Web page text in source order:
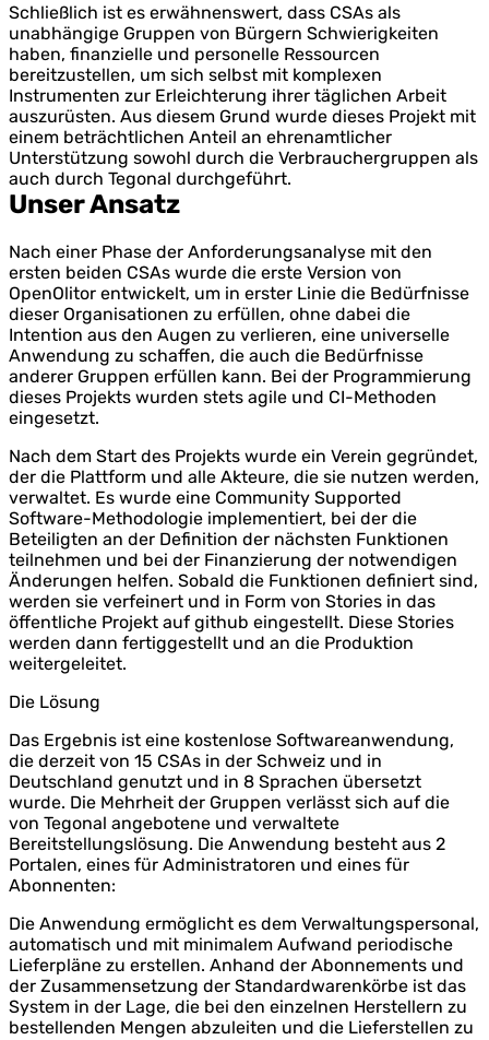
Schließlich ist es erwähnenswert, dass CSAs als
unabhängige Gruppen von Bürgern Schwierigkeiten
haben, finanzielle und personelle Ressourcen
bereitzustellen, um sich selbst mit komplexen
Instrumenten zur Erleichterung ihrer täglichen Arbeit
auszurüsten. Aus diesem Grund wurde dieses Projekt mit
einem beträchtlichen Anteil an ehrenamtlicher
Unterstützung sowohl durch die Verbrauchergruppen als
auch durch Tegonal durchgeführt.
Unser Ansatz
Nach einer Phase der Anforderungsanalyse mit den
ersten beiden CSAs wurde die erste Version von
OpenOlitor entwickelt, um in erster Linie die Bedürfnisse
dieser Organisationen zu erfüllen, ohne dabei die
Intention aus den Augen zu verlieren, eine universelle
Anwendung zu schaffen, die auch die Bedürfnisse
anderer Gruppen erfüllen kann. Bei der Programmierung
dieses Projekts wurden stets agile und CI-Methoden
eingesetzt.
Nach dem Start des Projekts wurde ein Verein gegründet,
der die Plattform und alle Akteure, die sie nutzen werden,
verwaltet. Es wurde eine Community Supported
Software-Methodologie implementiert, bei der die
Beteiligten an der Definition der nächsten Funktionen
teilnehmen und bei der Finanzierung der notwendigen
Änderungen helfen. Sobald die Funktionen definiert sind,
werden sie verfeinert und in Form von Stories in das
öffentliche Projekt auf github eingestellt. Diese Stories
werden dann fertiggestellt und an die Produktion
weitergeleitet.
Die Lösung
Das Ergebnis ist eine kostenlose Softwareanwendung,
die derzeit von 15 CSAs in der Schweiz und in
Deutschland genutzt und in 8 Sprachen übersetzt
wurde. Die Mehrheit der Gruppen verlässt sich auf die
von Tegonal angebotene und verwaltete
Bereitstellungslösung. Die Anwendung besteht aus 2
Portalen, eines für Administratoren und eines für
Abonnenten:
Die Anwendung ermöglicht es dem Verwaltungspersonal,
automatisch und mit minimalem Aufwand periodische
Lieferpläne zu erstellen. Anhand der Abonnements und
der Zusammensetzung der Standardwarenkörbe ist das
System in der Lage, die bei den einzelnen Herstellern zu
bestellenden Mengen abzuleiten und die Lieferstellen zu